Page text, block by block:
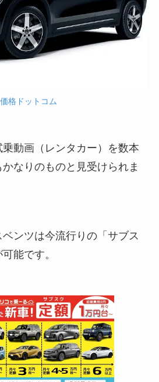
価格ドットコム
動画（レンタカー）を数本
なりのものと見受けられま
ンツは今流行りの「サブス
能です。